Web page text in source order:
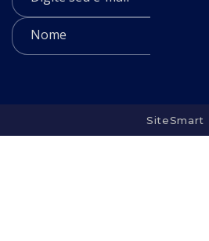
SiteSmart